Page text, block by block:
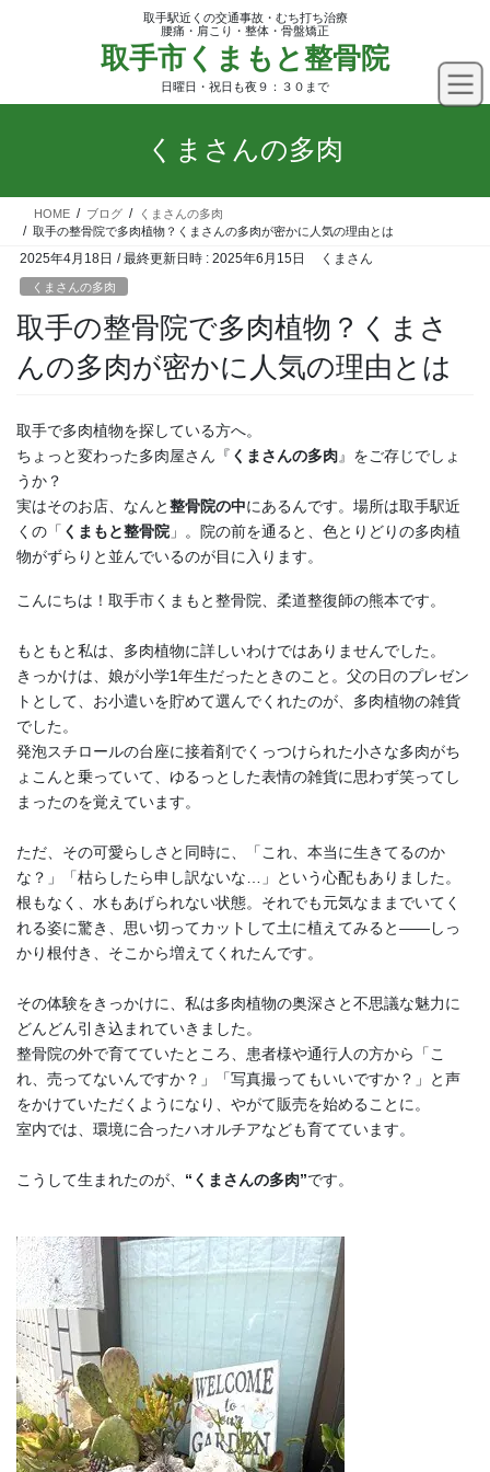
ツ
ッ
シ
移
取手駅近くの交通事故・むち打ち治療
腰痛・肩こり・整体・骨盤矯正
取手市くまもと整骨院
日曜日・祝日も夜９：３０まで
くまさんの多肉
HOME ブログ
くまさんの多肉
取手の整骨院で多肉植物？くまさんの多肉が密かに人気の理由とは
2025年4月18日 / 最終更新日時 : 2025年6月15日 くまさん
くまさんの多肉
取手の整骨院で多肉植物？くまさ
んの多肉が密かに人気の理由とは
取手で多肉植物を探している方へ。
ちょっと変わった多肉屋さん『 くまさんの多肉』をご存じでしょ
うか？
実はそのお店、なんと整骨院の中にあるんです。場所は取手駅近
くの「 くまもと整骨院 」。院の前を通ると、色とりどりの多肉植
物がずらりと並んでいるのが目に入ります。
こんにちは！取手市くまもと整骨院、柔道整復師の熊本です。
もともと私は、多肉植物に詳しいわけではありませんでした。
きっかけは、娘が小学1年生だったときのこと。父の日のプレゼン
トとして、お小遣いを貯めて選んでくれたのが、多肉植物の雑貨
でした。
発泡スチロールの台座に接着剤でくっつけられた小さな多肉がち
ょこんと乗っていて、ゆるっとした表情の雑貨に思わず笑ってし
まったのを覚えています。
ただ、その可愛らしさと同時に、「これ、本当に生きてるのか
な？」「枯らしたら申し訳ないな…」という心配もありました。
根もなく、水もあげられない状態。それでも元気なままでいてく
れる姿に驚き、思い切ってカットして土に植えてみると――しっ
かり根付き、そこから増えてくれたんです。
その体験をきっかけに、私は多肉植物の奥深さと不思議な魅力に
どんどん引き込まれていきました。
整骨院の外で育てていたところ、患者様や通行人の方から「こ
れ、売ってないんですか？」「写真撮ってもいいですか？」と声
をかけていただくようになり、やがて販売を始めることに。
室内では、環境に合ったハオルチアなども育てています。
こうして生まれたのが、 “くまさんの多肉”です。